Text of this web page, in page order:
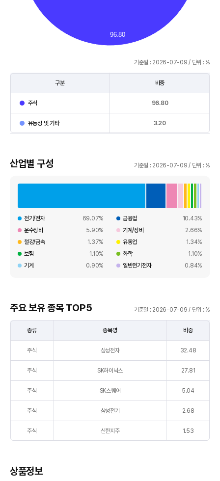
96.80
기준일 : 2026-07-09 / 단위 : %
성
분,
구분 비중
주식 96.80
유동성 및 기타 3.20
산업별 구성 기준일 : 2026-07-09 / 단위 : %
전기/전자 69.07% 금융업
10.43%
운수장비
5.90% 기계/장비
2.66%
철강/금속
1.37% 유통업
1.34%
보험
1.10% 화학
1.10%
기계
0.90% 일반전기전자 0.84%
주요 보유 종목 TOP5 기준일 : 2026-07-09 / 단위 : %
유
목
TOP5
를
류,
목
명,
종류 종목명 비중
주식 삼성전자 32.48
주식 SK하이닉스 27.81
주식 SK스퀘어 5.04
주식 삼성전기 2.68
주식 신한지주 1.53
상품정보